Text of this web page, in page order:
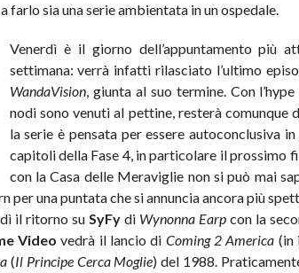
farlo sia una serie ambientata in un ospedale.
Venerdì è il giorno dell’appuntamento più
settimana: verrà infatti rilasciato l’ultimo
WandaVision, giunta al suo termine. Con
nodi sono venuti al pettine, resterà
la serie è pensata per essere autoconclusiva
capitoli della Fase 4, in particolare il prossimo
con la Casa delle Meraviglie non si può mai
per una puntata che si annuncia ancora più
il ritorno suSyFy di Wynonna Earpcon la
Video vedrà il lancio di Coming 2 America (in
(Il Principe Cerca Moglie) del 1988.